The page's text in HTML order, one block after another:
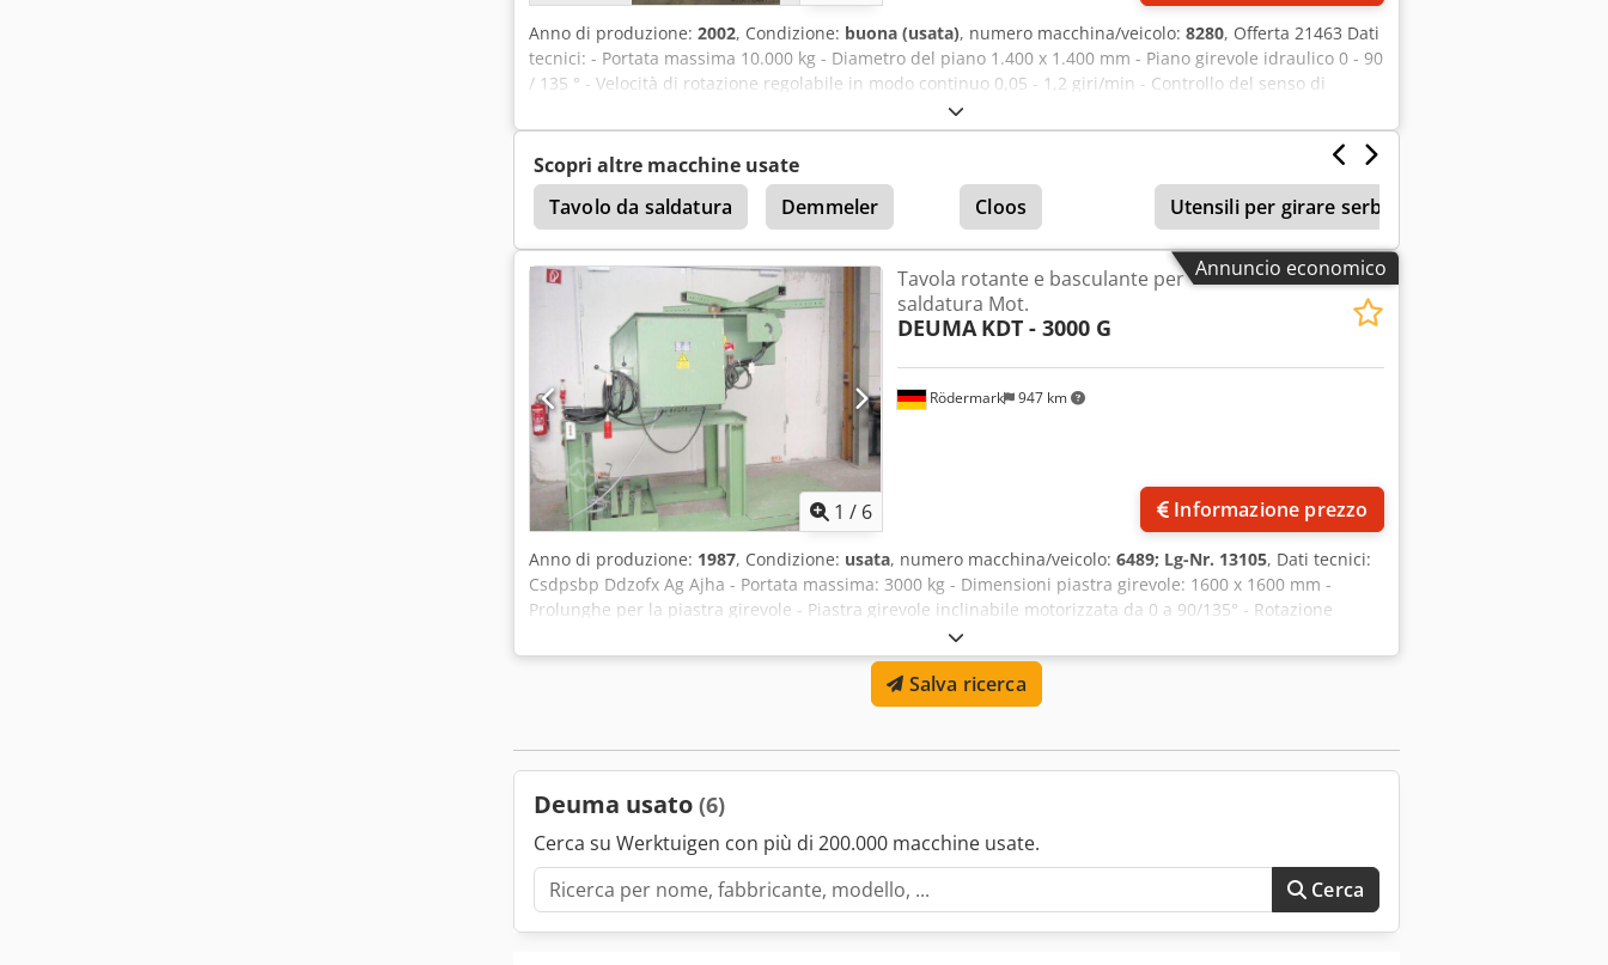
Anno di produzione: 2002, Condizione: buona (usata), numero macchina/veicolo: 8280, Offerta 21463 Dati
tecnici: - Portata massima 10.000 kg - Diametro del piano 1.400 x 1.400 mm - Piano girevole idraulico 0 - 90
/ 135 ° - Velocità di rotazione regolabile in modo continuo 0,05 - 1,2 giri/min - Controllo del senso di
rotazione (destra/sinistra) - Corrente di saldatura, circa 500 A - Alimentazione 400 V - Altezza del piano in
posizione orizzontale, circa 2.500 mm Cjdpfx Ashfwnqjg Aoha - Pulsante di comando manuale - Ingombro,
circa L 2.000 x H 2.500 x P 2.700 mm - Peso, circa 5.200 kg
Scopri altre macchine usate
Tavolo da saldatura
Demmeler Cloos Utensili per girare serbatoi
Annuncio economico
1 / 6
Rödermark 947 km
Tavola rotante e basculante per
saldatura Mot.
DEUMA KDT - 3000 G
Informazione prezzo
Anno di produzione: 1987, Condizione: usata, numero macchina/veicolo: 6489; Lg-Nr. 13105, Dati tecnici:
Csdpsbp Ddzofx Ag Ajha - Portata massima: 3000 kg - Dimensioni piastra girevole: 1600 x 1600 mm -
Prolunghe per la piastra girevole - Piastra girevole inclinabile motorizzata da 0 a 90/135° - Rotazione
regolabile in modo continuo: 0,01 - 4 giri/min - Rotazione a destra e a sinistra controllabile - Trasmissione
della corrente di saldatura: circa 500 A - Alimentazione: 400 V - Altezza del piano in posizione orizzontale
senza base: circa 1200 mm - Altezza del piano in posizione orizzontale con base: circa 2200 mm -
Ingombro: circa L 1600 x A 1200 + 1000 x P 2400 mm - Peso: circa 2700 kg
Salva ricerca
Deuma usato (6)
Cerca su Werktuigen con più di 200.000 macchine usate.
Cerca